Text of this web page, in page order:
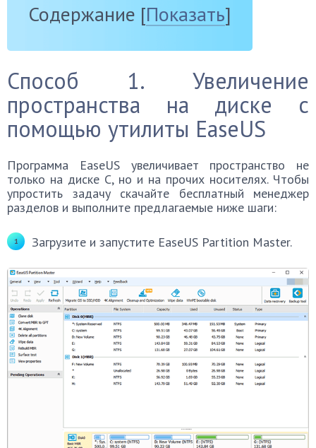
Содержание [Показать]
Способ 1. Увеличение
пространства на диске с
помощью утилиты EaseUS
Программа EaseUS увеличивает пространство не
только на диске C, но и на прочих носителях. Чтобы
упростить задачу скачайте бесплатный менеджер
разделов и выполните предлагаемые ниже шаги:
Загрузите и запустите EaseUS Partition Master.